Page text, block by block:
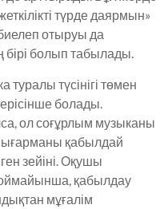
түрде даярмын»
отыруы да
бірі болып табылады.
түсінігі төмен
болады.
ол соғұрлым музыканы
қабылдай
зейіні. Оқушы
қабылдау
мұғалім